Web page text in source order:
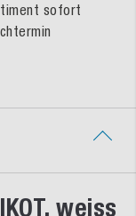
sofort
weiss